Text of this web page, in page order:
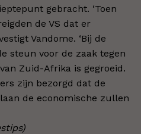
gebracht. ‘Toen
de VS dat er
Vandome. ‘Bij de
steun voor de zaak tegen
Zuid-Afrika is gegroeid.
zijn bezorgd dat de
de economische zullen